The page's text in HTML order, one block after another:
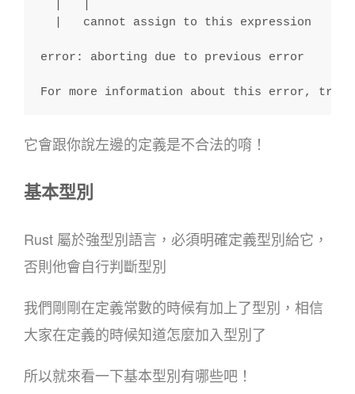
  |   cannot assign to this expression
error: aborting due to previous error
For more information about this error, try
它會跟你說左邊的定義是不合法的唷！
基本型別
Rust 屬於強型別語言，必須明確定義型別給它，
否則他會自行判斷型別
我們剛剛在定義常數的時候有加上了型別，相信
大家在定義的時候知道怎麼加入型別了
所以就來看一下基本型別有哪些吧！